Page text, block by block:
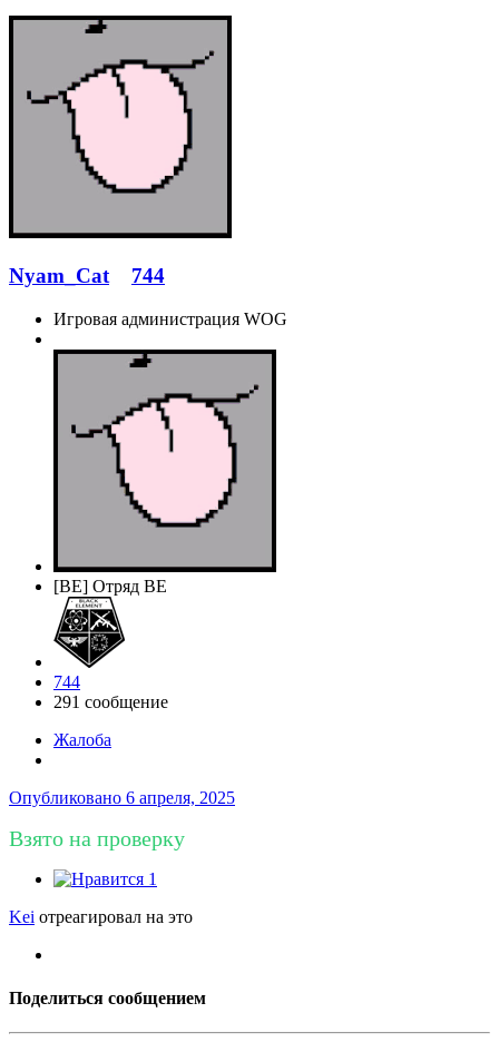
Nyam_Cat 744
Игровая администрация WOG
[BE] Отряд BE
744
291 сообщение
Жалоба
Опубликовано 6 апреля, 2025
Взято на проверку
1
Kei отреагировал на это
Поделиться сообщением